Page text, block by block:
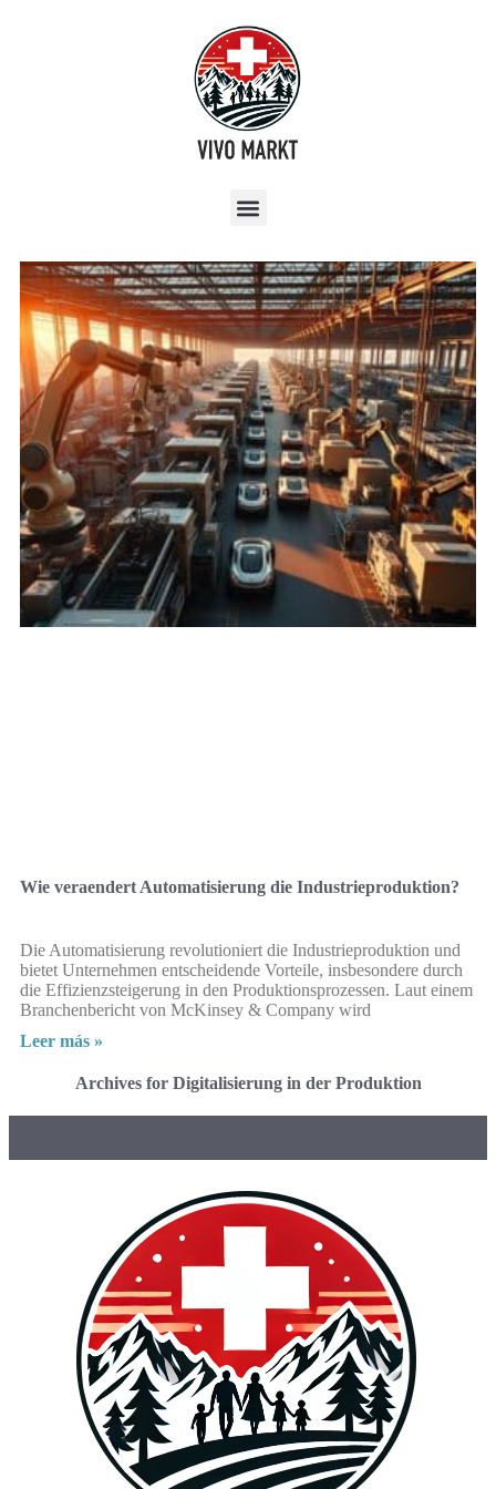
Wie veraendert Automatisierung die Industrieproduktion?
Die Automatisierung revolutioniert die Industrieproduktion und
bietet Unternehmen entscheidende Vorteile, insbesondere durch
die Effizienzsteigerung in den Produktionsprozessen. Laut einem
Branchenbericht von McKinsey & Company wird
Leer más »
Archives for Digitalisierung in der Produktion